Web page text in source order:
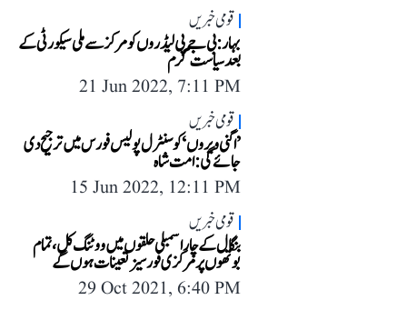
قومی خبریں
بہار: بی جے پی لیڈروں کو مرکز سے ملی سیکورٹی کے
بعد سیاست گرم
21 Jun 2022, 7:11 PM
قومی خبریں
’اگنی ویروں‘ کو سنٹرل پولیس فورس میں ترجیح دی
جائے گی: امت شاہ
15 Jun 2022, 12:11 PM
قومی خبریں
بنگال کے چار اسمبلی حلقوں میں ووٹنگ کل، تمام
بوتھوں پر مرکزی فورسیز تعینات ہوں گے
29 Oct 2021, 6:40 PM